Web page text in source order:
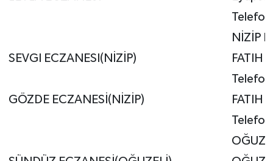
NİZİP
SEVGI ECZANESI(NİZİP)
FATIH
GÖZDE ECZANESİ(NİZİP)
FATIH